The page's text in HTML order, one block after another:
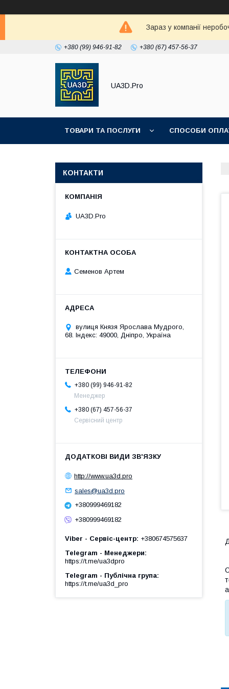
Зараз у компанії
+380 (99) 946-91-82 +380 (67) 457-56-37
UA3D.Pro
ТОВАРИ ТА ПОСЛУГИ СПОСОБИ
КОНТАКТИ
UA3D.Pro
Семенов Артем
вулиця Князя Ярослава Мудрого,
68. Індекс: 49000, Дніпро, Україна
+380 (99) 946-91-82
Менеджер
+380 (67) 457-56-37
Сервісний центр
http://www.ua3d.pro
sales@ua3d.pro
+380999469182
+380999469182
Viber - Сервіс-центр +380674575637
Telegram - Менеджери
https://t.me/ua3dpro
Telegram - Публічна група
https://t.me/ua3d_pro